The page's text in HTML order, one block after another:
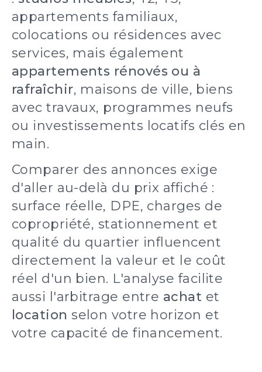
appartements familiaux,
colocations ou résidences avec
services, mais également
appartements rénovés ou à
rafraîchir, maisons de ville, biens
avec travaux, programmes neufs
ou investissements locatifs clés en
main.
Comparer des annonces exige
d'aller au-delà du prix affiché :
surface réelle, DPE, charges de
copropriété, stationnement et
qualité du quartier influencent
directement la valeur et le coût
réel d'un bien. L'analyse facilite
aussi l'arbitrage entre achat et
location selon votre horizon et
votre capacité de financement.